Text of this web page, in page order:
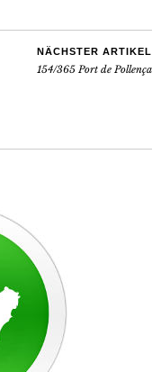
NÄCHSTER ARTIKEL
154/365 Port de Pollença